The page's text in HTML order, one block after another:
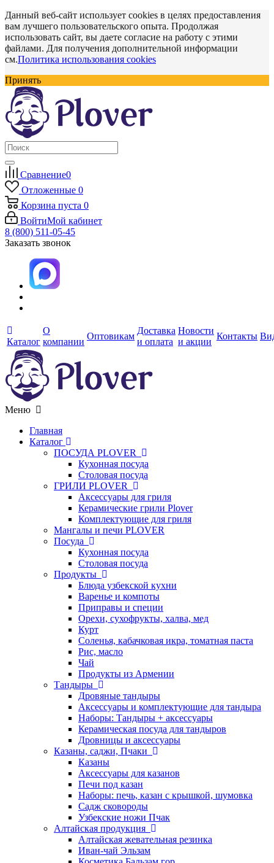
Данный веб-сайт использует cookies в целях предоставления
вам лучшего пользовательского опыта. Продолжая
использовать сайт, вы даете согласие на работу с этими
файлами. Для получения дополнительной информации
см.Политика использования cookies
Принять
Сравнение0
Отложенные 0
Корзина пуста 0
ВойтиМой кабинет
8 (800) 511-05-45
Заказать звонок
Каталог
О
компании
Оптовикам
Доставка
и оплата
Новости
и акции
Контакты
Меню
Главная
Каталог
ПОСУДА PLOVER
Кухонная посуда
Столовая посуда
ГРИЛИ PLOVER
Аксессуары для гриля
Керамические грили Plover
Комплектующие для гриля
Мангалы и печи PLOVER
Посуда
Кухонная посуда
Столовая посуда
Продукты
Блюда узбекской кухни
Варенье и компоты
Приправы и специи
Орехи, сухофрукты, халва, мед
Курт
Соленья, кабачковая икра, томатная паста
Рис, масло
Чай
Продукты из Армении
Тандыры
Дровяные тандыры
Аксессуары и комплектующие для тандыра
Наборы: Тандыры + аксессуары
Керамическая посуда для тандыров
Дровницы и аксессуары
Казаны, саджи, Пчаки
Казаны
Аксессуары для казанов
Печи под казан
Наборы: печь, казан с крышкой, шумовка
Садж сковороды
Узбекские ножи Пчак
Алтайская продукция
Алтайская жевательная резинка
Иван-чай Эльзам